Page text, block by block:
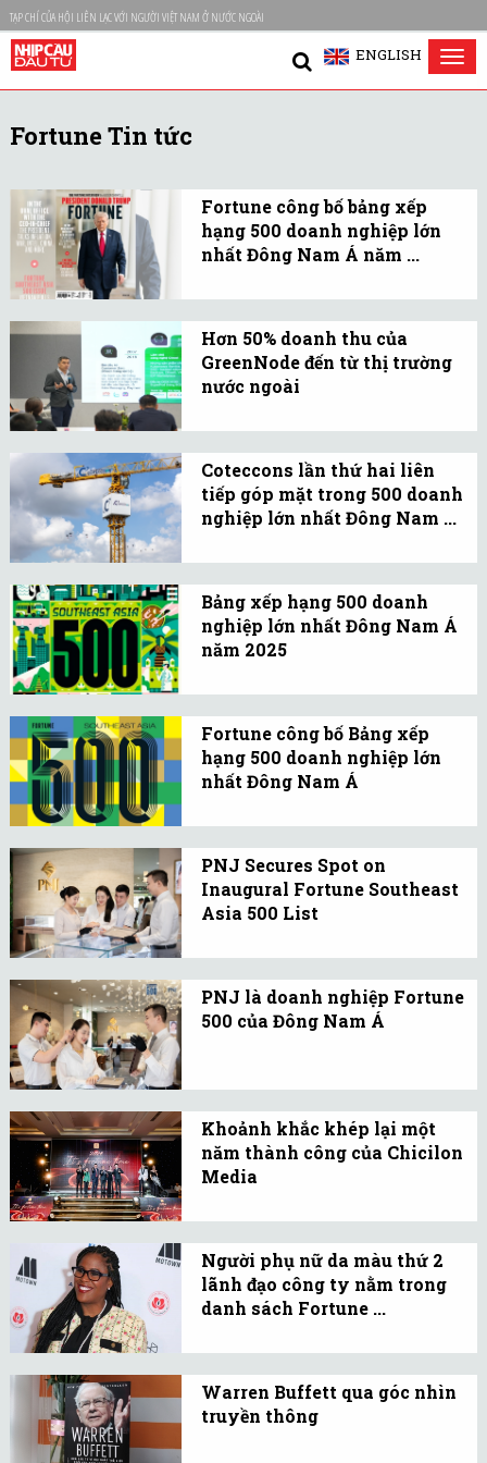
TẠP CHÍ CỦA HỘI LIÊN LẠC VỚI NGƯỜI VIỆT NAM Ở NƯỚC NGOÀI
ENGLISH
Fortune Tin tức
Fortune công bố bảng xếp
hạng 500 doanh nghiệp lớn
nhất Đông Nam Á năm ...
doanh thu 12,8 tỷ USD,
tăng trưởng 69%.
Hơn 50% doanh thu của
GreenNode đến từ thị trường
nước ngoài
thuộc Tập đoàn VNG)
công bố doanh thu hơn
50% đến từ các doanh
nghiệp nước ngoài sau 2
năm ra mắt.
Coteccons lần thứ hai liên
tiếp góp mặt trong 500 doanh
nghiệp lớn nhất Đông Nam ...
LEED/LOTUS trong tổng
số 305 công trình xanh
Bảng xếp hạng 500 doanh
nghiệp lớn nhất Đông Nam Á
năm 2025
Đông Nam Á năm 2025,
đánh dấu năm thứ 2 liên
tiếp Fortune công bố
danh sách thường niên
này.
Fortune công bố Bảng xếp
hạng 500 doanh nghiệp lớn
nhất Đông Nam Á
ty Đông Nam Á năm
2024, the Southeast Asia
PNJ Secures Spot on
Inaugural Fortune Southeast
Asia 500 List
presence across Vietnam,
now boasting over 400
provinces.
PNJ là doanh nghiệp Fortune
500 của Đông Nam Á
bố PNJ thuộc Top Fortune
Southeast Asia 500.
Khoảnh khắc khép lại một
năm thành công của Chicilon
Media
năm “It’s Fortune Time”
của Chicilon Media đã
tại cả 2 miền Nam, Bắc.
Người phụ nữ da màu thứ 2
lãnh đạo công ty nằm trong
danh sách Fortune ...
danh sách Fortune 500 do
một nữ CEO da đen lãnh
Warren Buffett qua góc nhìn
truyền thông